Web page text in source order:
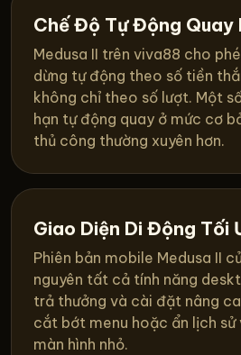
Chế Độ Tự Động Quay
Medusa II trên viva88 cho
dừng tự động theo số tiền
không chỉ theo số lượt. Một
hạn tự động quay ở mức cơ
thủ công thường xuyên hơn.
Giao Diện Di Động Tối
Phiên bản mobile Medusa II
nguyên tất cả tính năng
trả thưởng và cài đặt nâng
cắt bớt menu hoặc ẩn lịch sử
màn hình nhỏ.